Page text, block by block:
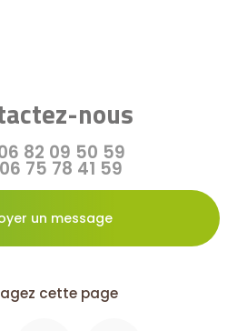
nous
82 09 50 59
06 75 78 41 59
un message
cette page